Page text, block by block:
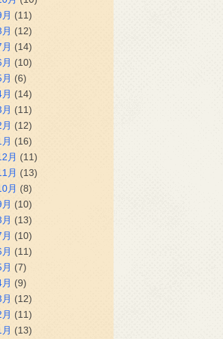
(11)
(12)
(14)
(10)
(6)
(14)
(11)
(12)
(16)
月 (11)
月 (13)
月 (8)
(10)
(13)
(10)
(11)
(7)
(9)
(12)
(11)
(13)